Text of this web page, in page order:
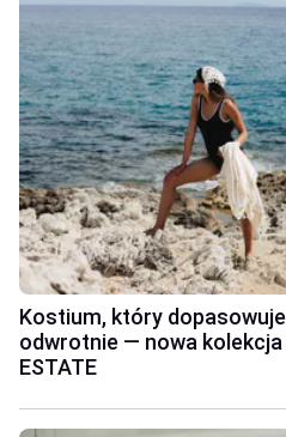
Kostium, który dopasowuje
odwrotnie — nowa kolekcja
ESTATE